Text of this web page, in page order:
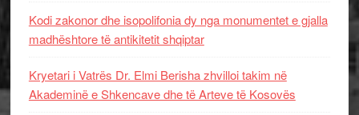
Kodi zakonor dhe isopolifonia dy nga monumentet e gjalla
madhështore të antikitetit shqiptar
Kryetari i Vatrës Dr. Elmi Berisha zhvilloi takim në
Akademinë e Shkencave dhe të Arteve të Kosovës